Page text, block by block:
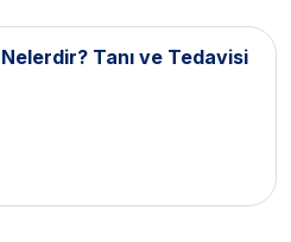
Tanı ve Tedavisi